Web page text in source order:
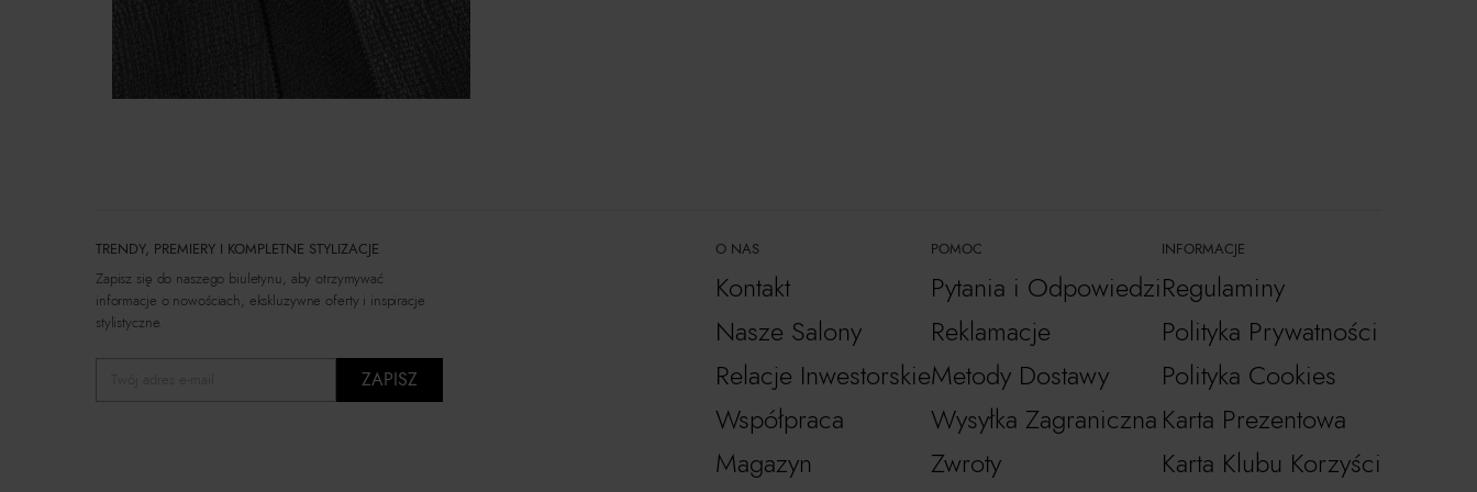
TRENDY, PREMIERY I KOMPLETNE STYLIZACJE
Zapisz się do naszego biuletynu, aby otrzymywać
informacje o nowościach, ekskluzywne oferty i inspiracje
stylistyczne.
ZAPISZ
O NAS
Kontakt
Nasze Salony
Relacje Inwestorskie
Współpraca
Magazyn
POMOC
Pytania i Odpowiedzi
Reklamacje
Metody Dostawy
Wysyłka Zagraniczna
Zwroty
INFORMACJE
Regulaminy
Polityka Prywatności
Polityka Cookies
Karta Prezentowa
Karta Klubu Korzyści